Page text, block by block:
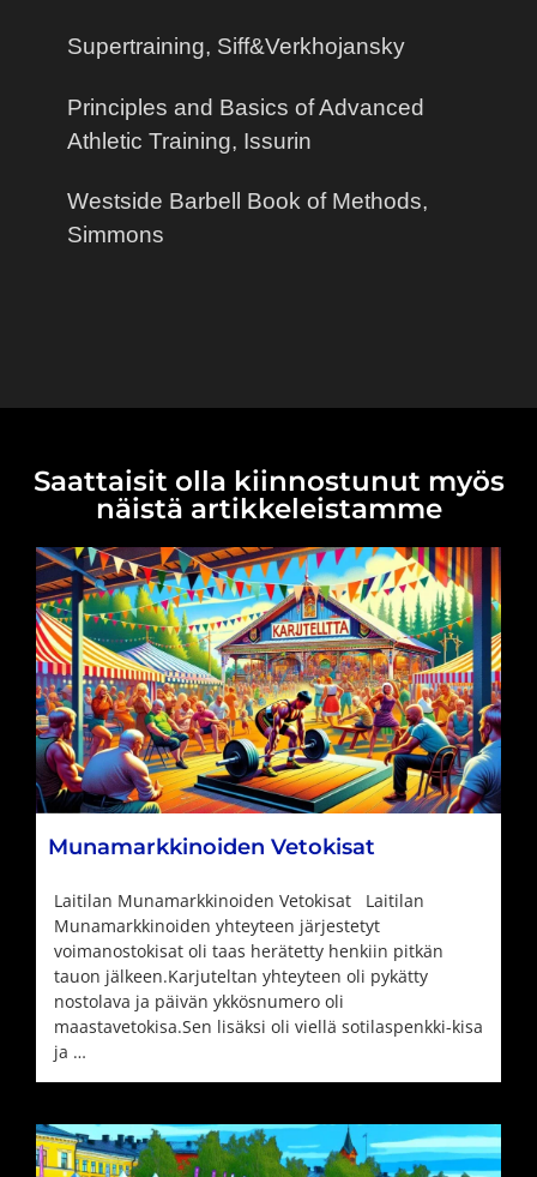
Supertraining, Siff&Verkhojansky
Principles and Basics of Advanced
Athletic Training, Issurin
Westside Barbell Book of Methods,
Simmons
Saattaisit olla kiinnostunut myös
näistä artikkeleistamme
Munamarkkinoiden Vetokisat
Laitilan Munamarkkinoiden Vetokisat Laitilan
Munamarkkinoiden yhteyteen järjestetyt
voimanostokisat oli taas herätetty henkiin pitkän
tauon jälkeen.Karjuteltan yhteyteen oli pykätty
nostolava ja päivän ykkösnumero oli
maastavetokisa.Sen lisäksi oli viellä sotilaspenkki-kisa
ja …